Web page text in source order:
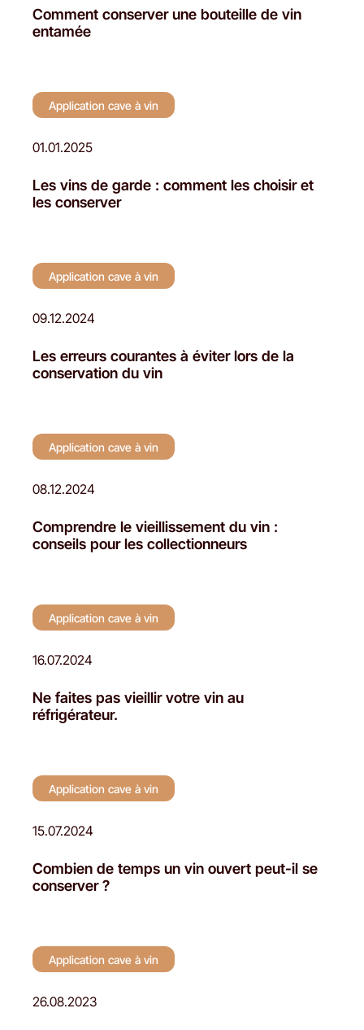
Comment conserver une bouteille de vin
entamée
Application cave à vin
01.01.2025
Les vins de garde : comment les choisir et
les conserver
Application cave à vin
09.12.2024
Les erreurs courantes à éviter lors de la
conservation du vin
Application cave à vin
08.12.2024
Comprendre le vieillissement du vin :
conseils pour les collectionneurs
Application cave à vin
16.07.2024
Ne faites pas vieillir votre vin au
réfrigérateur.
Application cave à vin
15.07.2024
Combien de temps un vin ouvert peut-il se
conserver ?
Application cave à vin
26.08.2023